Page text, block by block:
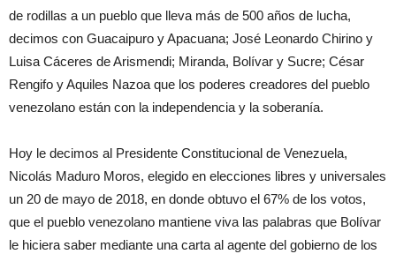
de rodillas a un pueblo que lleva más de 500 años de lucha,
decimos con Guacaipuro y Apacuana; José Leonardo Chirino y
Luisa Cáceres de Arismendi; Miranda, Bolívar y Sucre; César
Rengifo y Aquiles Nazoa que los poderes creadores del pueblo
venezolano están con la independencia y la soberanía.
Hoy le decimos al Presidente Constitucional de Venezuela,
Nicolás Maduro Moros, elegido en elecciones libres y universales
un 20 de mayo de 2018, en donde obtuvo el 67% de los votos,
que el pueblo venezolano mantiene viva las palabras que Bolívar
le hiciera saber mediante una carta al agente del gobierno de los